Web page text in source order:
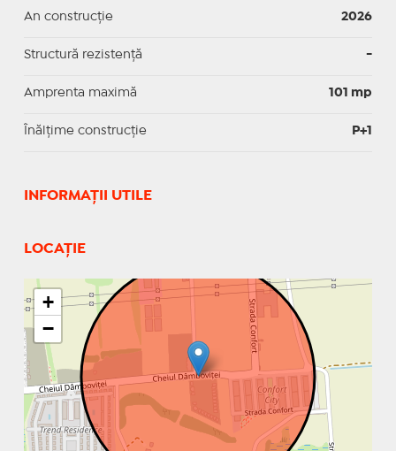
An construcție 2026
Structură rezistență -
Amprenta maximă 101 mp
Înălțime construcție P+1
INFORMAŢII UTILE
LOCAȚIE
+
−